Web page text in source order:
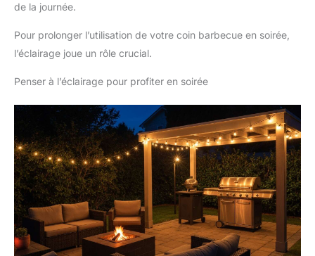
de la journée.
Pour prolonger l’utilisation de votre coin barbecue en soirée,
l’éclairage joue un rôle crucial.
Penser à l’éclairage pour profiter en soirée